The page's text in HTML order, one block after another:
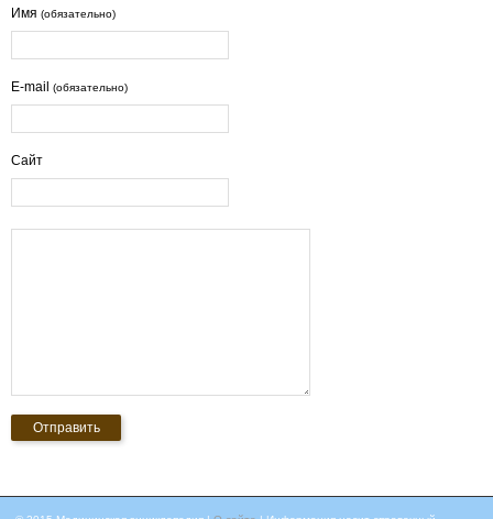
Имя (обязательно)
E-mail (обязательно)
Сайт